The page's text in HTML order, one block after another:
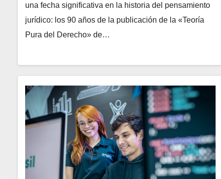
una fecha significativa en la historia del pensamiento
jurídico: los 90 años de la publicación de la «Teoría
Pura del Derecho» de…